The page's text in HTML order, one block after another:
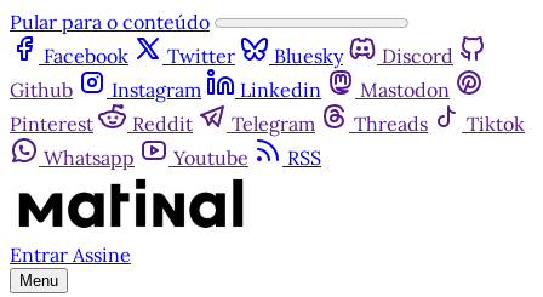
Pular para o conteúdo
Facebook
Twitter Bluesky
Discord
Github
Instagram Linkedin
Mastodon
Pinterest
Reddit Telegram Threads
Tiktok
Whatsapp
Youtube RSS
Entrar Assine
Menu